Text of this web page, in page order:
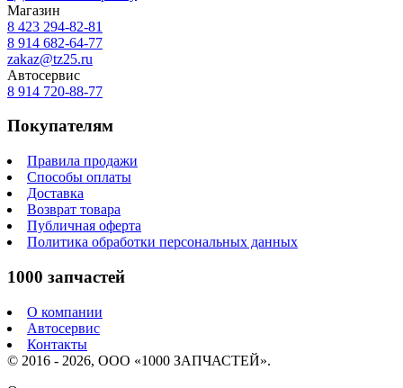
Магазин
8 423 294-82-81
8 914 682-64-77
zakaz@tz25.ru
Автосервис
8 914 720-88-77
Покупателям
Правила продажи
Способы оплаты
Доставка
Возврат товара
Публичная оферта
Политика обработки персональных данных
1000 запчастей
О компании
Автосервис
Контакты
© 2016 - 2026, ООО «1000 ЗАПЧАСТЕЙ».